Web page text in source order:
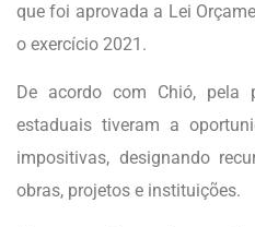
que foi aprovada a Lei
o exercício 2021.
De acordo com Chió, pela
estaduais tiveram a
impositivas, designando
obras, projetos e instituições.